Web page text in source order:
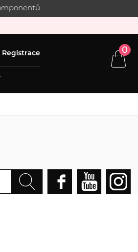
Registrace 0